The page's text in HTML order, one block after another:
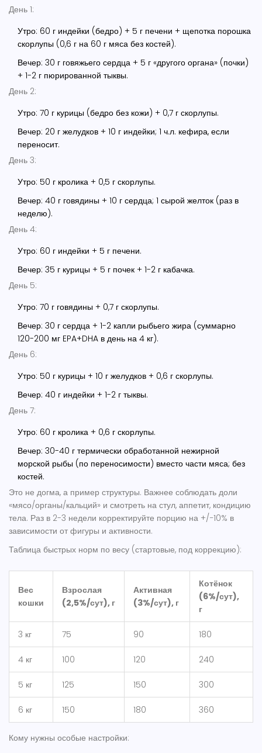
День 1:
Утро: 60 г индейки (бедро) + 5 г печени + щепотка порошка
скорлупы (0,6 г на 60 г мяса без костей).
Вечер: 30 г говяжьего сердца + 5 г «другого органа» (почки)
+ 1-2 г пюрированной тыквы.
День 2:
Утро: 70 г курицы (бедро без кожи) + 0,7 г скорлупы.
Вечер: 20 г желудков + 10 г индейки; 1 ч.л. кефира, если
переносит.
День 3:
Утро: 50 г кролика + 0,5 г скорлупы.
Вечер: 40 г говядины + 10 г сердца; 1 сырой желток (раз в
неделю).
День 4:
Утро: 60 г индейки + 5 г печени.
Вечер: 35 г курицы + 5 г почек + 1-2 г кабачка.
День 5:
Утро: 70 г говядины + 0,7 г скорлупы.
Вечер: 30 г сердца + 1-2 капли рыбьего жира (суммарно
120-200 мг EPA+DHA в день на 4 кг).
День 6:
Утро: 50 г курицы + 10 г желудков + 0,6 г скорлупы.
Вечер: 40 г индейки + 1-2 г тыквы.
День 7:
Утро: 60 г кролика + 0,6 г скорлупы.
Вечер: 30-40 г термически обработанной нежирной
морской рыбы (по переносимости) вместо части мяса; без
костей.
Это не догма, а пример структуры. Важнее соблюдать доли
«мясо/органы/кальций» и смотреть на стул, аппетит, кондицию
тела. Раз в 2-3 недели корректируйте порцию на +/−10% в
зависимости от фигуры и активности.
Таблица быстрых норм по весу (стартовые, под коррекцию):
Вес
кошки
Взрослая
(2,5%/сут), г
Активная
(3%/сут), г
Котёнок
(6%/сут),
г
3 кг 75 90 180
4 кг 100 120 240
5 кг 125 150 300
6 кг 150 180 360
Кому нужны особые настройки: